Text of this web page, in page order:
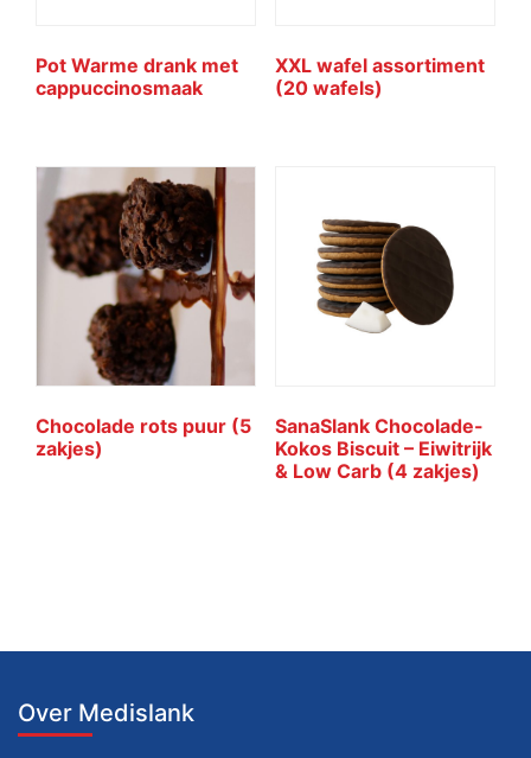
Pot Warme drank met
cappuccinosmaak
XXL wafel assortiment
(20 wafels)
Chocolade rots puur (5
zakjes)
SanaSlank Chocolade-
Kokos Biscuit – Eiwitrijk
& Low Carb (4 zakjes)
Over Medislank